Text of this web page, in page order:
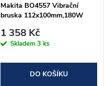
Makita BO4557 Vibrační
bruska 112x100mm,180W
1 358 Kč
Skladem 3 ks
DO KOŠÍKU